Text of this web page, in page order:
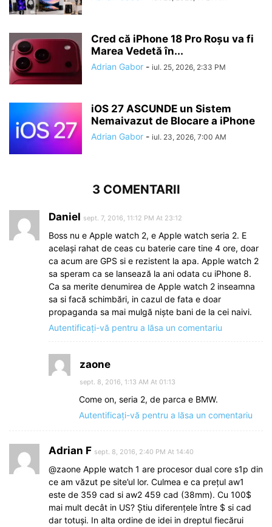
Cred că iPhone 18 Pro Roșu va fi
Marea Vedetă în...
Adrian Gabor - iul. 25, 2026, 2:33 PM
iOS 27 ASCUNDE un Sistem
Nemaivazut de Blocare a iPhone
Adrian Gabor - iul. 23, 2026, 7:00 AM
3 COMENTARII
Daniel sept. 7, 2016, 11:12 PM At 23:12
Boss nu e Apple watch 2, e Apple watch seria 2. E
același rahat de ceas cu baterie care tine 4 ore, doar
ca acum are GPS si e rezistent la apa. Apple watch 2
sa speram ca se lansează la ani odata cu iPhone 8.
Ca sa merite denumirea de Apple watch 2 inseamna
sa si facă schimbări, in cazul de fata e doar
propaganda sa mai mulgă niște bani de la cei naivi.
Autentificați-vă pentru a lăsa un comentariu
zaone
sept. 8, 2016, 1:13 AM At 01:13
Come on, seria 2, de parca e BMW.
Autentificați-vă pentru a lăsa un comentariu
Adrian F sept. 8, 2016, 2:40 PM At 14:40
@zaone Apple watch 1 are procesor dual core s1p din
ce am văzut pe site’ul lor. Culmea e ca prețul aw1
este de 359 cad si aw2 459 cad (38mm). Cu 100$
mai mult decât in US? Știu diferențele între $ si cad
dar totuși. In alta ordine de idei in dreptul fiecărui